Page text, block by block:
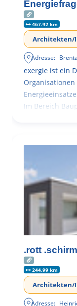
467.92 km
Architekten/
Adresse:
exergie ist ein
Im Bereich
.rott
244.99 km
Architekten/
Adresse: